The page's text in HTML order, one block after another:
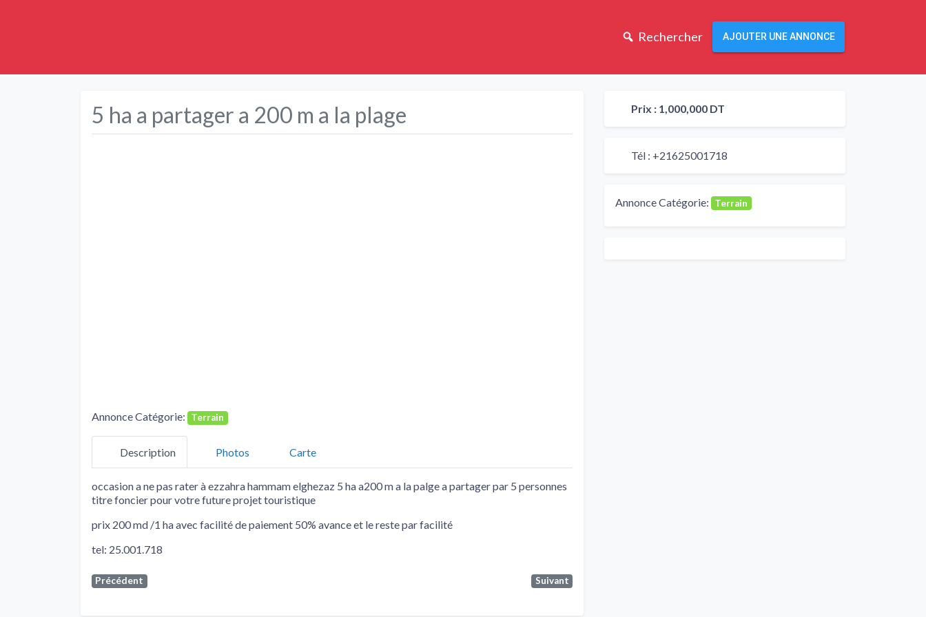
Rechercher AJOUTER UNE ANNONCE
5 ha a partager a 200 m a la plage
Annonce Catégorie: Terrain
Description Photos Carte
occasion a ne pas rater à ezzahra hammam elghezaz 5 ha a200 m a la palge a partager par 5 personnes
titre foncier pour votre future projet touristique
prix 200 md /1 ha avec facilité de paiement 50% avance et le reste par facilité
tel: 25.001.718
Précédent Suivant
Prix : 1,000,000 DT
Tél : +21625001718
Annonce Catégorie: Terrain